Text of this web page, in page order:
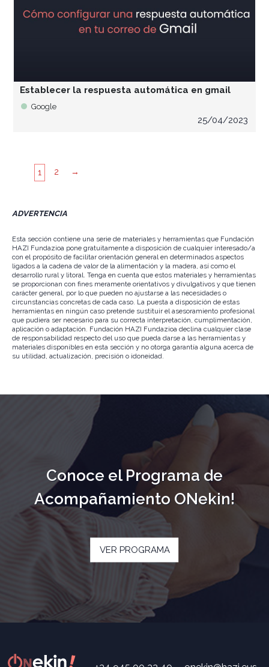
Establecer la respuesta automática en gmail
Google
25/04/2023
1 2 →
ADVERTENCIA
Esta sección contiene una serie de materiales y herramientas que Fundación
HAZI Fundazioa pone gratuitamente a disposición de cualquier interesado/a
con el propósito de facilitar orientación general en determinados aspectos
ligados a la cadena de valor de la alimentación y la madera, así como el
desarrollo rural y litoral. Tenga en cuenta que estos materiales y herramientas
se proporcionan con fines meramente orientativos y divulgativos y que tienen
carácter general, por lo que pueden no ajustarse a las necesidades o
circunstancias concretas de cada caso. La puesta a disposición de estas
herramientas en ningún caso pretende sustituir el asesoramiento profesional
que pudiera ser necesario para su correcta interpretación, cumplimentación,
aplicación o adaptación. Fundación HAZI Fundazioa declina cualquier clase
de responsabilidad respecto del uso que pueda darse a las herramientas y
materiales disponibles en esta sección y no otorga garantía alguna acerca de
su utilidad, actualización, precisión o idoneidad.
Conoce el Programa de
Acompañamiento ONekin!
VER PROGRAMA